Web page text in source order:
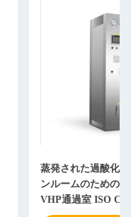
蒸発された過酸化
ンルームのための
VHP通過室 ISO CE